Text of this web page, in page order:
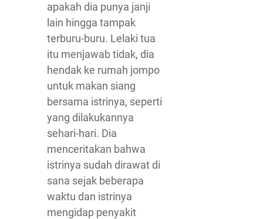
apakah dia punya janji
lain hingga tampak
terburu-buru. Lelaki tua
itu menjawab tidak, dia
hendak ke rumah jompo
untuk makan siang
bersama istrinya, seperti
yang dilakukannya
sehari-hari. Dia
menceritakan bahwa
istrinya sudah dirawat di
sana sejak beberapa
waktu dan istrinya
mengidap penyakit